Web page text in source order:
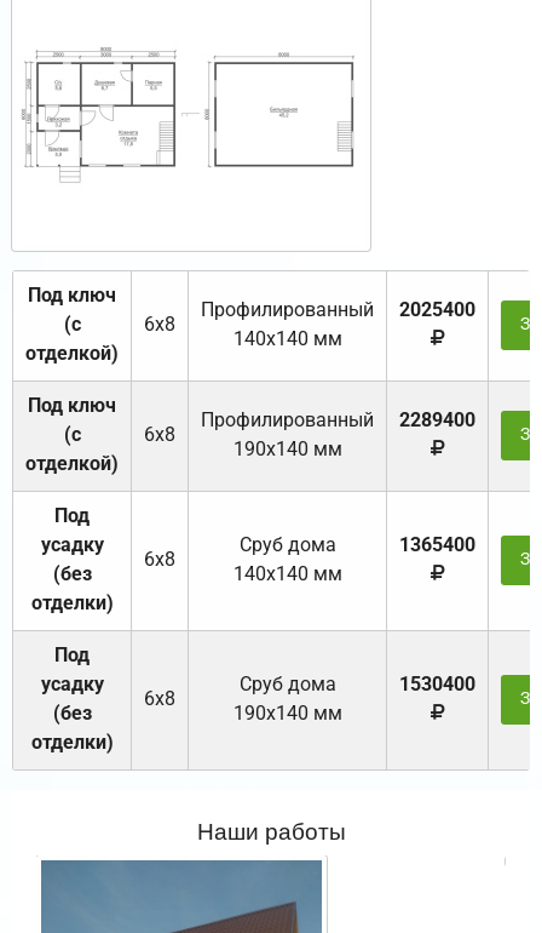
Под ключ
(с
отделкой)
6х8
Профилированный
140х140 мм
2025400
Под ключ
(с
отделкой)
6х8
Профилированный
190х140 мм
2289400
Под
усадку
(без
отделки)
6х8
Cруб дома
140х140 мм
1365400
Под
усадку
(без
отделки)
6х8
Cруб дома
190х140 мм
1530400
Наши работы